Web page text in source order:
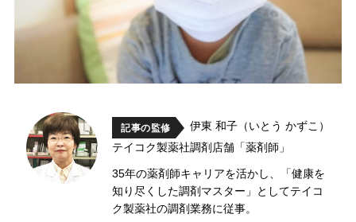
記事の監修
伊東 和子（いとう かずこ）
テイコク製薬社調剤店舗「薬剤師」
35年の薬剤師キャリアを活かし、「健康を
知り尽くした調剤マスター」としてテイコ
ク製薬社の調剤業務に従事。